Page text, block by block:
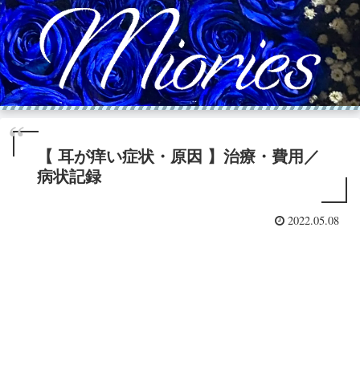
【 耳が痒い症状・原因 】治療・費用／
病状記録
2022.05.08